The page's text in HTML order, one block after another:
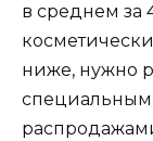
в среднем за
ниже, нужно